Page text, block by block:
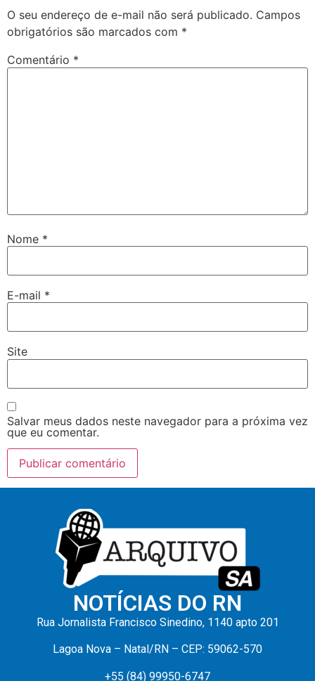
O seu endereço de e-mail não será publicado. Campos
obrigatórios são marcados com *
Comentário *
Nome *
E-mail *
Site
Salvar meus dados neste navegador para a próxima vez
que eu comentar.
NOTÍCIAS DO RN
Rua Jornalista Francisco Sinedino, 1140 apto 201
Lagoa Nova – Natal/RN – CEP: 59062-570
+55 (84) 99950-6747